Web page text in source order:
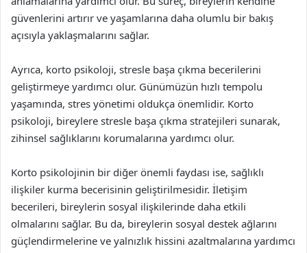
güvenlerini artırır ve yaşamlarına daha olumlu bir bakış
açısıyla yaklaşmalarını sağlar.
Ayrıca, korto psikoloji, stresle başa çıkma becerilerini
geliştirmeye yardımcı olur. Günümüzün hızlı tempolu
yaşamında, stres yönetimi oldukça önemlidir. Korto
psikoloji, bireylere stresle başa çıkma stratejileri sunarak,
zihinsel sağlıklarını korumalarına yardımcı olur.
Korto psikolojinin bir diğer önemli faydası ise, sağlıklı
ilişkiler kurma becerisinin geliştirilmesidir. İletişim
becerileri, bireylerin sosyal ilişkilerinde daha etkili
olmalarını sağlar. Bu da, bireylerin sosyal destek ağlarını
güçlendirmelerine ve yalnızlık hissini azaltmalarına yardımcı